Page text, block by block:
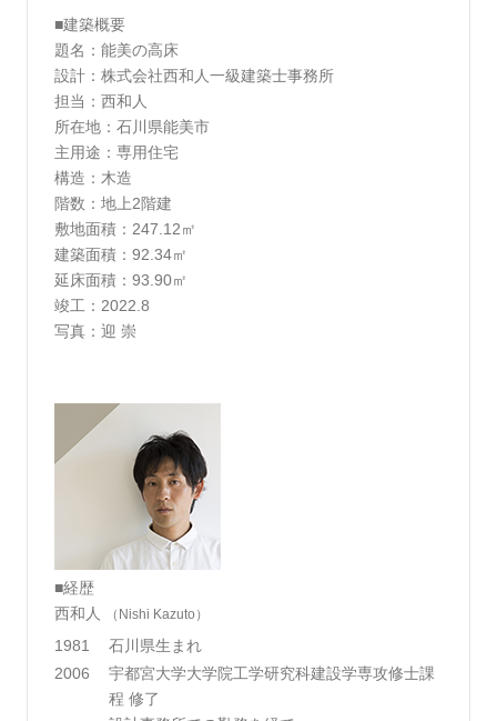
■建築概要
題名：能美の高床
設計：株式会社西和人一級建築士事務所
担当：西和人
所在地：石川県能美市
主用途：専用住宅
構造：木造
階数：地上2階建
敷地面積：247.12㎡
建築面積：92.34㎡
延床面積：93.90㎡
竣工：2022.8
写真：迎 崇
■経歴
西和人
（Nishi Kazuto）
1981
石川県生まれ
2006
宇都宮大学大学院工学研究科建設学専攻修士課
程 修了